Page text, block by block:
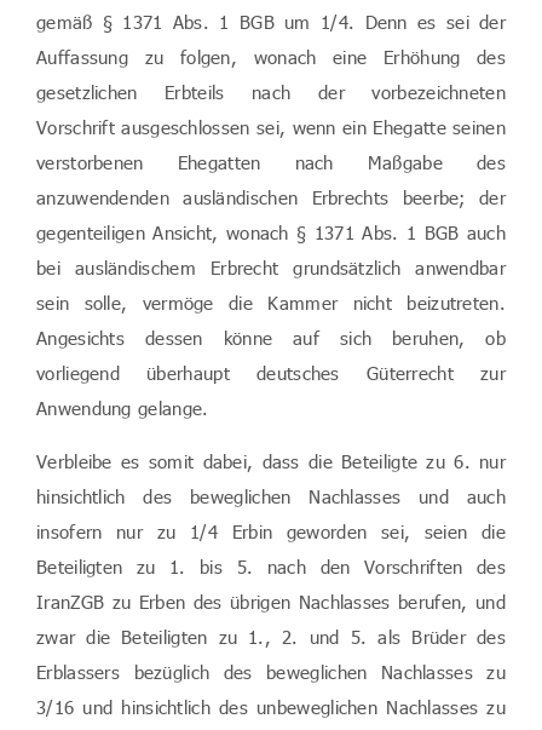
gemäß § 1371 Abs. 1 BGB um 1/4. Denn es sei der
Auffassung zu folgen, wonach eine Erhöhung des
gesetzlichen Erbteils nach der vorbezeichneten
Vorschrift ausgeschlossen sei, wenn ein Ehegatte seinen
verstorbenen Ehegatten nach Maßgabe des
anzuwendenden ausländischen Erbrechts beerbe; der
gegenteiligen Ansicht, wonach § 1371 Abs. 1 BGB auch
bei ausländischem Erbrecht grundsätzlich anwendbar
sein solle, vermöge die Kammer nicht beizutreten.
Angesichts dessen könne auf sich beruhen, ob
vorliegend überhaupt deutsches Güterrecht zur
Anwendung gelange.
Verbleibe es somit dabei, dass die Beteiligte zu 6. nur
hinsichtlich des beweglichen Nachlasses und auch
insofern nur zu 1/4 Erbin geworden sei, seien die
Beteiligten zu 1. bis 5. nach den Vorschriften des
IranZGB zu Erben des übrigen Nachlasses berufen, und
zwar die Beteiligten zu 1., 2. und 5. als Brüder des
Erblassers bezüglich des beweglichen Nachlasses zu
3/16 und hinsichtlich des unbeweglichen Nachlasses zu